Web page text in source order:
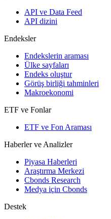
API ve Data Feed
API dizini
Endeksler
Endekslerin araması
Ülke sayfaları
Endeks oluştur
Görüş birliği tahminleri
Makroekonomi
ETF ve Fonlar
ETF ve Fon Araması
Haberler ve Analizler
Piyasa Haberleri
Araştırma Merkezi
Cbonds Research
Medya için Cbonds
Destek